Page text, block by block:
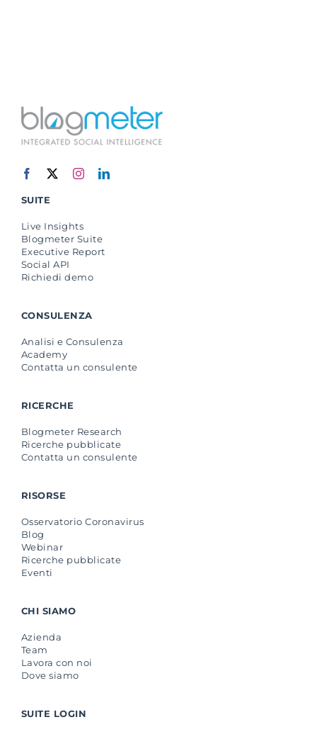
SUITE
Live Insights
Blogmeter Suite
Executive Report
Social API
Richiedi demo
CONSULENZA
Analisi e Consulenza
Academy
Contatta un consulente
RICERCHE
Blogmeter Research
Ricerche pubblicate
Contatta un consulente
RISORSE
Osservatorio Coronavirus
Blog
Webinar
Ricerche pubblicate
Eventi
CHI SIAMO
Azienda
Team
Lavora con noi
Dove siamo
SUITE LOGIN